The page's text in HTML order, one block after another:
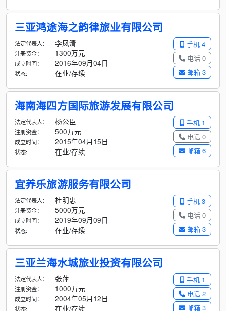
三亚鸿途海之韵律旅业有限公司
手机 4
电话 0
邮箱 3
法定代表人： 李凤清
注册资金： 1300万元
成立时间： 2016年09月04日
状态: 在业/存续
海南海四方国际旅游发展有限公司
手机 1
电话 0
邮箱 6
法定代表人： 杨公臣
注册资金： 500万元
成立时间： 2015年04月15日
状态: 在业/存续
宜养乐旅游服务有限公司
手机 3
电话 0
邮箱 3
法定代表人： 杜明忠
注册资金： 5000万元
成立时间： 2019年09月09日
状态: 在业/存续
三亚兰海水城旅业投资有限公司
手机 1
电话 2
邮箱 3
法定代表人： 张萍
注册资金： 1000万元
成立时间： 2004年05月12日
状态: 在业/存续